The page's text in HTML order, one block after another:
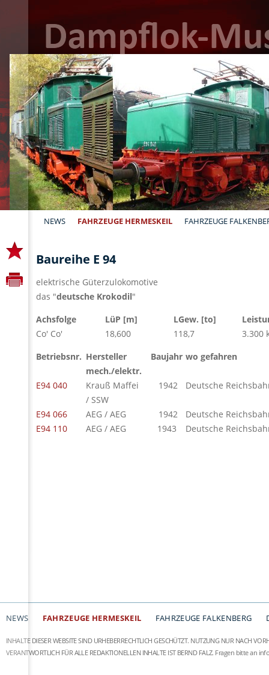
NEWS FAHRZEUGE HERMESKEIL FAHRZEUGE
Baureihe E 94
elektrische Güterzulokomotive
das "deutsche Krokodil"
Achsfolge
LüP [m] LGew. [to]
Co' Co'
18,600 118,7
3.300
Betriebsnr. Hersteller
mech./elektr.
Baujahr wo gefahren
E94 040
Krauß Maffei
/ SSW
1942 Deutsche
E94 066 AEG / AEG 1942
Deutsche
E94 110
AEG / AEG 1943 Deutsche
NEWS FAHRZEUGE HERMESKEIL FAHRZEUGE FALKENBERG
INHALTE DIESER WEBSITE SIND URHEBERRECHTLICH GESCHÜTZT. NUTZUNG NUR NACH
VERANTWORTLICH FÜR ALLE REDAKTIONELLEN INHALTE IST BERND FALZ. Fragen bitte an